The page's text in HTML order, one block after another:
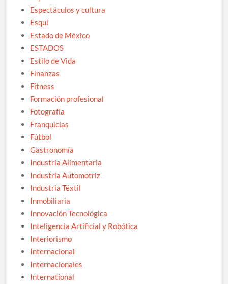
Espectáculos y cultura
Esquí
Estado de México
ESTADOS
Estilo de Vida
Finanzas
Fitness
Formación profesional
Fotografía
Franquicias
Fútbol
Gastronomía
Industria Alimentaria
Industria Automotriz
Industria Téxtil
Inmobiliaria
Innovación Tecnológica
Inteligencia Artificial y Robótica
Interiorismo
Internacional
Internacionales
International